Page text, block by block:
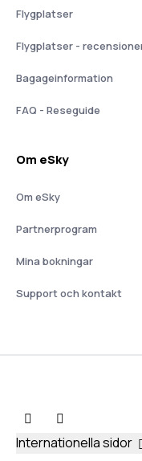
Flygplatser
Flygplatser -
Bagageinformation
FAQ - Reseguide
Om eSky
Om eSky
Partnerprogram
Mina bokningar
Support och kontakt
Internationella sidor